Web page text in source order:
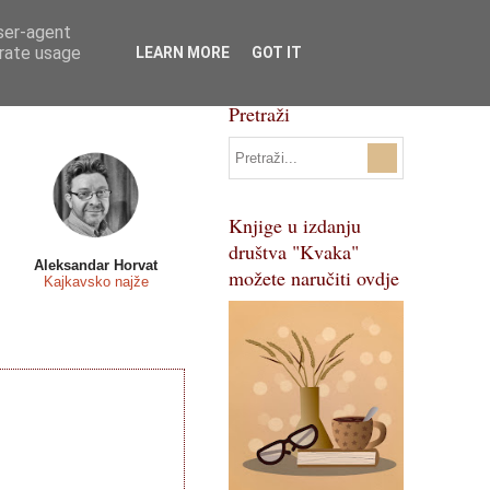
Svi natječaji
Pojmovnik
Aleksandar Horvat
Kajkavsko najže
Pretraži
Knjige u izdanju
društva "Kvaka"
možete naručiti ovdje
agent
usage
LEARN MORE GOT IT